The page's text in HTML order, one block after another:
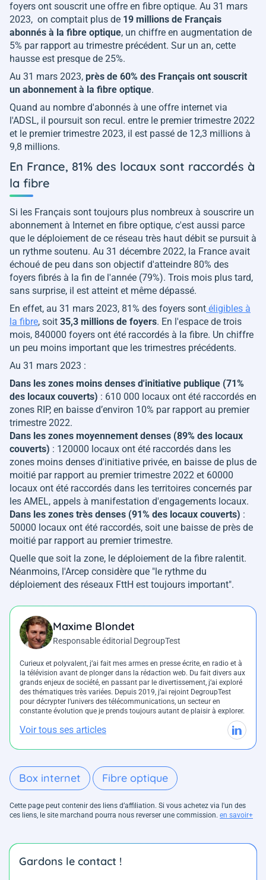
foyers ont souscrit une offre en fibre optique. Au 31 mars
2023, on comptait plus de 19 millions de Français
abonnés à la fibre optique, un chiffre en augmentation de
5% par rapport au trimestre précédent. Sur un an, cette
hausse est presque de 25%.
Au 31 mars 2023, près de 60% des Français ont souscrit
un abonnement à la fibre optique.
Quand au nombre d'abonnés à une offre internet via
l'ADSL, il poursuit son recul. entre le premier trimestre 2022
et le premier trimestre 2023, il est passé de 12,3 millions à
9,8 millions.
En France, 81% des locaux sont raccordés à
la fibre
Si les Français sont toujours plus nombreux à souscrire un
abonnement à Internet en fibre optique, c'est aussi parce
que le déploiement de ce réseau très haut débit se pursuit à
un rythme soutenu. Au 31 décembre 2022, la France avait
échoué de peu dans son objectif d'atteindre 80% des
foyers fibrés à la fin de l'année (79%). Trois mois plus tard,
sans surprise, il est atteint et même dépassé.
En effet, au 31 mars 2023, 81% des foyers sont éligibles à
la fibre, soit 35,3 millions de foyers. En l'espace de trois
mois, 840000 foyers ont été raccordés à la fibre. Un chiffre
un peu moins important que les trimestres précédents.
Au 31 mars 2023 :
Dans les zones moins denses d'initiative publique (71%
des locaux couverts) : 610 000 locaux ont été raccordés en
zones RIP, en baisse d’environ 10% par rapport au premier
trimestre 2022.
Dans les zones moyennement denses (89% des locaux
couverts) : 120000 locaux ont été raccordés dans les
zones moins denses d'initiative privée, en baisse de plus de
moitié par rapport au premier trimestre 2022 et 60000
locaux ont été raccordés dans les territoires concernés par
les AMEL, appels à manifestation d'engagements locaux.
Dans les zones très denses (91% des locaux couverts) :
50000 locaux ont été raccordés, soit une baisse de près de
moitié par rapport au premier trimestre.
Quelle que soit la zone, le déploiement de la fibre ralentit.
Néanmoins, l'Arcep considère que "le rythme du
déploiement des réseaux FttH est toujours important".
Maxime Blondet
Responsable éditorial DegroupTest
Curieux et polyvalent, j’ai fait mes armes en presse écrite, en radio et à
la télévision avant de plonger dans la rédaction web. Du fait divers aux
grands enjeux de société, en passant par le divertissement, j’ai exploré
des thématiques très variées. Depuis 2019, j’ai rejoint DegroupTest
pour décrypter l’univers des télécommunications, un secteur en
constante évolution que je prends toujours autant de plaisir à explorer.
Voir tous ses articles
Box internet Fibre optique
Cette page peut contenir des liens d’affiliation. Si vous achetez via l'un des
ces liens, le site marchand pourra nous reverser une commission. en savoir+
Gardons le contact !